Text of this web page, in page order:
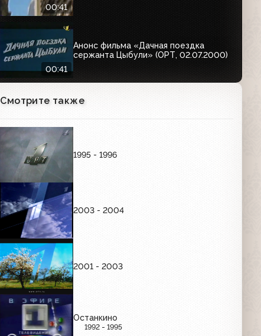
00:41
00:41
Анонс фильма «Дачная поездка
сержанта Цыбули» (ОРТ, 02.07.2000)
00:18
00:48
00:25
00:34
Смотрите также
1995 - 1996
2003 - 2004
2001 - 2003
Останкино
1992 - 1995